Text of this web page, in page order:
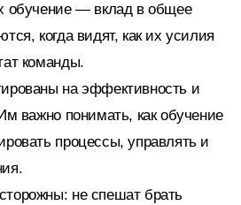
обучение — вклад в общее
когда видят, как их усилия
команды.
на эффективность и
важно понимать, как обучение
процессы, управлять и
не спешат брать